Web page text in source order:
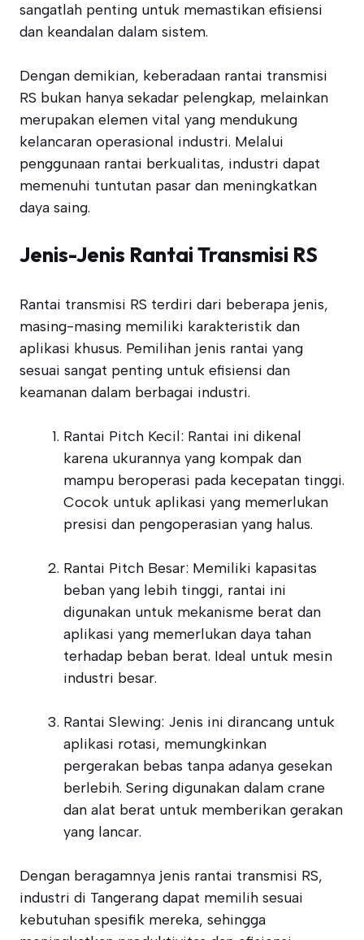
sangatlah penting untuk memastikan efisiensi
dan keandalan dalam sistem.
Dengan demikian, keberadaan rantai transmisi
RS bukan hanya sekadar pelengkap, melainkan
merupakan elemen vital yang mendukung
kelancaran operasional industri. Melalui
penggunaan rantai berkualitas, industri dapat
memenuhi tuntutan pasar dan meningkatkan
daya saing.
Jenis-Jenis Rantai Transmisi RS
Rantai transmisi RS terdiri dari beberapa jenis,
masing-masing memiliki karakteristik dan
aplikasi khusus. Pemilihan jenis rantai yang
sesuai sangat penting untuk efisiensi dan
keamanan dalam berbagai industri.
Rantai Pitch Kecil: Rantai ini dikenal
karena ukurannya yang kompak dan
mampu beroperasi pada kecepatan tinggi.
Cocok untuk aplikasi yang memerlukan
presisi dan pengoperasian yang halus.
Rantai Pitch Besar: Memiliki kapasitas
beban yang lebih tinggi, rantai ini
digunakan untuk mekanisme berat dan
aplikasi yang memerlukan daya tahan
terhadap beban berat. Ideal untuk mesin
industri besar.
Rantai Slewing: Jenis ini dirancang untuk
aplikasi rotasi, memungkinkan
pergerakan bebas tanpa adanya gesekan
berlebih. Sering digunakan dalam crane
dan alat berat untuk memberikan gerakan
yang lancar.
Dengan beragamnya jenis rantai transmisi RS,
industri di Tangerang dapat memilih sesuai
kebutuhan spesifik mereka, sehingga